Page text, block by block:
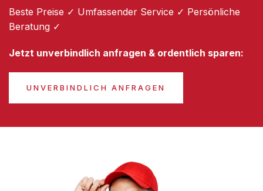
Beste Preise ✓ Umfassender Service ✓ Persönliche
Beratung ✓
Jetzt unverbindlich anfragen & ordentlich sparen:
UNVERBINDLICH ANFRAGEN